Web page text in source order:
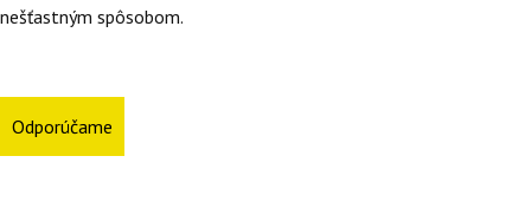
nešťastným spôsobom.
Odporúčame